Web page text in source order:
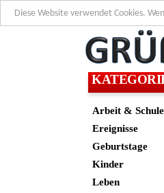
Diese Website verwendet Cookies.
Arbeit & Schule
Ereignisse
Geburtstage
Kinder
Leben